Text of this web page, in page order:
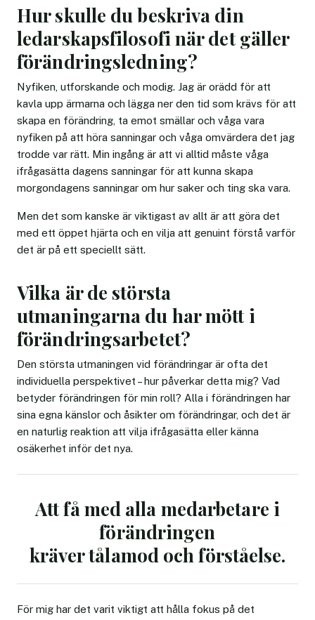
Hur skulle du beskriva din
ledarskapsfilosofi när det gäller
förändringsledning?
Nyfiken, utforskande och modig. Jag är orädd för att
kavla upp ärmarna och lägga ner den tid som krävs för att
skapa en förändring, ta emot smällar och våga vara
nyfiken på att höra sanningar och våga omvärdera det jag
trodde var rätt. Min ingång är att vi alltid måste våga
ifrågasätta dagens sanningar för att kunna skapa
morgondagens sanningar om hur saker och ting ska vara.
Men det som kanske är viktigast av allt är att göra det
med ett öppet hjärta och en vilja att genuint förstå varför
det är på ett speciellt sätt.
Vilka är de största
utmaningarna du har mött i
förändringsarbetet?
Den största utmaningen vid förändringar är ofta det
individuella perspektivet – hur påverkar detta mig? Vad
betyder förändringen för min roll? Alla i förändringen har
sina egna känslor och åsikter om förändringar, och det är
en naturlig reaktion att vilja ifrågasätta eller känna
osäkerhet inför det nya.
Att få med alla medarbetare i
förändringen
kräver tålamod och förståelse.
För mig har det varit viktigt att hålla fokus på det